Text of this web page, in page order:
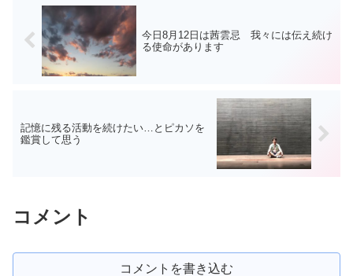
今日8月12日は茜雲忌 我々には伝え続け
る使命があります
記憶に残る活動を続けたい…とピカソを
鑑賞して思う
コメント
コメントを書き込む